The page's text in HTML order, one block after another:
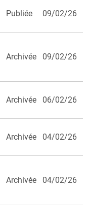
Publiée 09/02/26
Archivée 09/02/26
Archivée 06/02/26
Archivée 04/02/26
Archivée 04/02/26